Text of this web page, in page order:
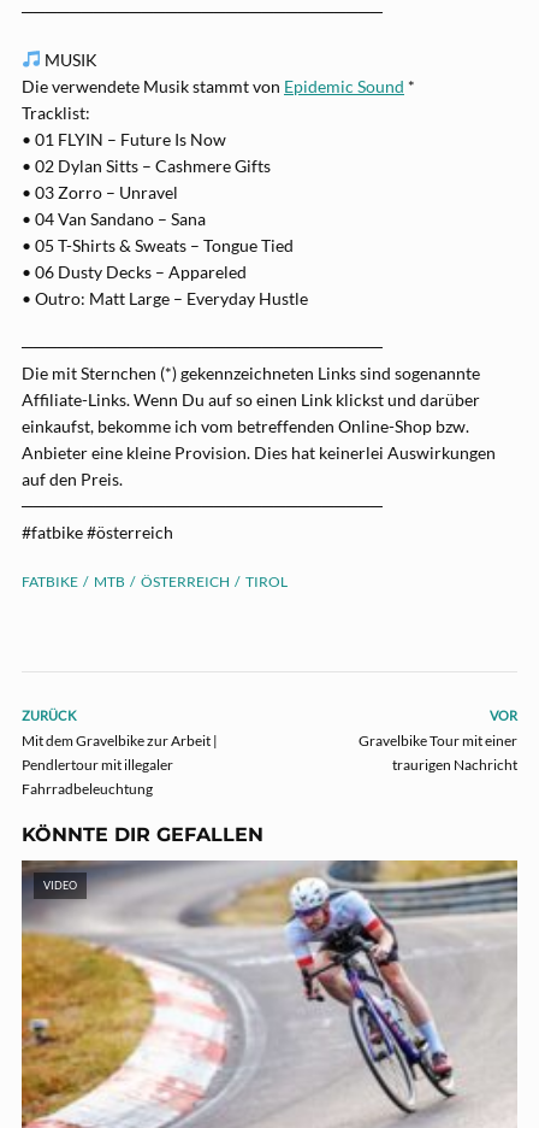
──────────────────────────────
MUSIK
Die verwendete Musik stammt von Epidemic Sound *
Tracklist:
• 01 FLYIN – Future Is Now
• 02 Dylan Sitts – Cashmere Gifts
• 03 Zorro – Unravel
• 04 Van Sandano – Sana
• 05 T-Shirts & Sweats – Tongue Tied
• 06 Dusty Decks – Appareled
• Outro: Matt Large – Everyday Hustle
──────────────────────────────
Die mit Sternchen (*) gekennzeichneten Links sind sogenannte
Affiliate-Links. Wenn Du auf so einen Link klickst und darüber
einkaufst, bekomme ich vom betreffenden Online-Shop bzw.
Anbieter eine kleine Provision. Dies hat keinerlei Auswirkungen
auf den Preis.
──────────────────────────────
#fatbike #österreich
FATBIKE MTB ÖSTERREICH TIROL
ZURÜCK
Mit dem Gravelbike zur Arbeit |
Pendlertour mit illegaler
Fahrradbeleuchtung
VOR
Gravelbike Tour mit einer
traurigen Nachricht
KÖNNTE DIR GEFALLEN
VIDEO